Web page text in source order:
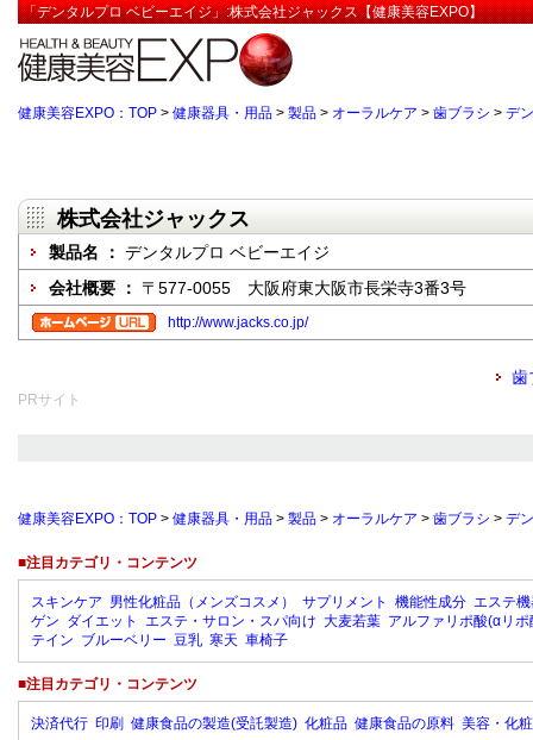
「デンタルプロ ベビーエイジ」:株式会社ジャックス【健康美容EXPO】
健康美容EXPO：TOP > 健康器具・用品 > 製品 > オーラルケア > 歯ブラシ > デ
株式会社ジャックス
製品名 ： デンタルプロ ベビーエイジ
会社概要 ： 〒577-0055 大阪府東大阪市長栄寺3番3号
http://www.jacks.co.jp/
歯
PRサイト
健康美容EXPO：TOP > 健康器具・用品 > 製品 > オーラルケア > 歯ブラシ > デ
■注目カテゴリ・コンテンツ
スキンケア 男性化粧品（メンズコスメ） サプリメント 機能性成分 エステ
ゲン ダイエット エステ・サロン・スパ向け 大麦若葉 アルファリポ酸(αリポ
テイン ブルーベリー 豆乳 寒天 車椅子
■注目カテゴリ・コンテンツ
決済代行 印刷 健康食品の製造(受託製造) 化粧品 健康食品の原料 美容・化